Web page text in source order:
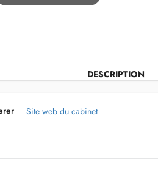
DESCRIPTION
Site web du cabinet